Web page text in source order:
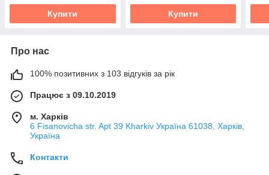
Купити Купити
Про нас
100% позитивних з 103 відгуків за рік
Працює з 09.10.2019
м. Харків
6 Fisanovicha str. Apt 39 Kharkiv Україна 61038, Харків,
Україна
Контакти